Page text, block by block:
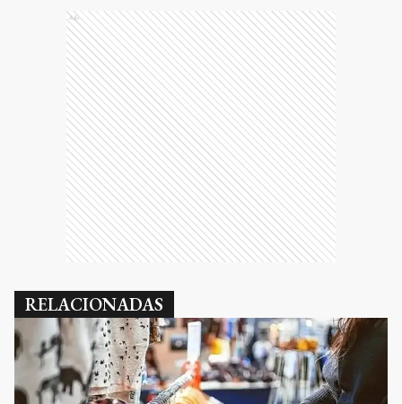
Ads
RELACIONADAS